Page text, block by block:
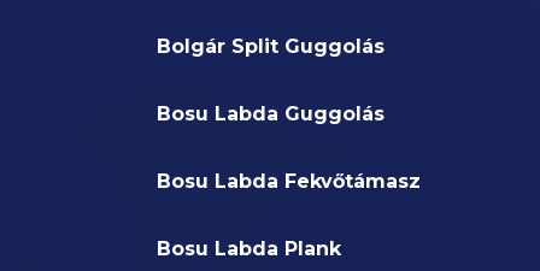
Bolgár Split Guggolás
Bosu Labda Guggolás
Bosu Labda Fekvőtámasz
Bosu Labda Plank